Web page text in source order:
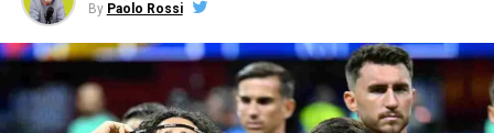
By Paolo Rossi